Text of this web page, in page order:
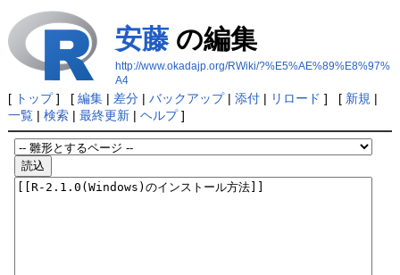
安藤の編集
http://www.okadajp.org/RWiki/?%E5%AE%89%E8%97%
A4
[ トップ] [ 編集| 差分| バックアップ| 添付| リロード ] [ 新規 |
一覧| 検索| 最終更新| ヘルプ]